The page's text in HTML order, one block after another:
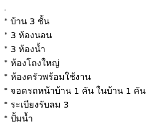
.
* บ้าน 3 ชั้น
* 3 ห้องนอน
* 3 ห้องน้ำ
* ห้องโถงใหญ่
* ห้องครัวพร้อมใช้งาน
* จอดรถหน้าบ้าน 1 คัน ในบ้าน 1 คัน
* ระเบียงรับลม 3
* ปั้มน้ำ